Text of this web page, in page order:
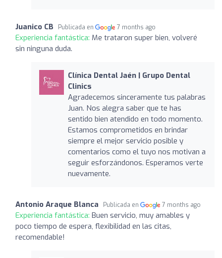
Juanico CB Publicada en 7 months ago
Experiencia fantástica: Me trataron super bien, volveré
sin ninguna duda.
Clínica Dental Jaén | Grupo Dental
Clinics
Agradecemos sinceramente tus palabras
Juan. Nos alegra saber que te has
sentido bien atendido en todo momento.
Estamos comprometidos en brindar
siempre el mejor servicio posible y
comentarios como el tuyo nos motivan a
seguir esforzándonos. Esperamos verte
nuevamente.
Antonio Araque Blanca Publicada en 7 months ago
Experiencia fantástica: Buen servicio, muy amables y
poco tiempo de espera, flexibilidad en las citas,
recomendable!